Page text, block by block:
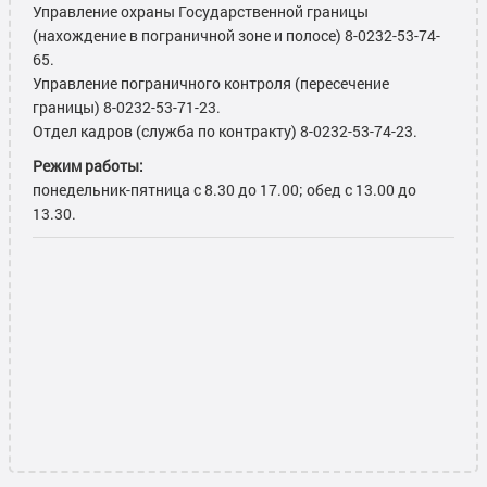
Управление охраны Государственной границы
(нахождение в пограничной зоне и полосе) 8-0232-53-74-
65.
Управление пограничного контроля (пересечение
границы) 8-0232-53-71-23.
Отдел кадров (служба по контракту) 8-0232-53-74-23.
Режим работы:
понедельник-пятница с 8.30 до 17.00; обед с 13.00 до
13.30.